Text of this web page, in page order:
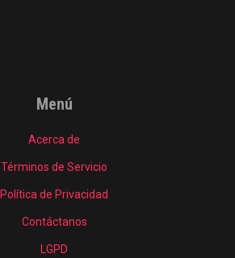
Menú
Acerca de
Términos de Servicio
Política de Privacidad
Contáctanos
LGPD